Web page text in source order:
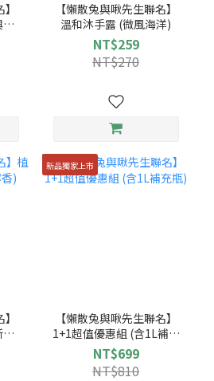
【懶散兔與啾先生聯名】
溫和沐手露 (微風海洋)
NT$259
NT$270
新品獨家上市
【懶散兔與啾先生聯名】
1+1超值優惠組 (含1L補充
瓶)
NT$699
NT$810